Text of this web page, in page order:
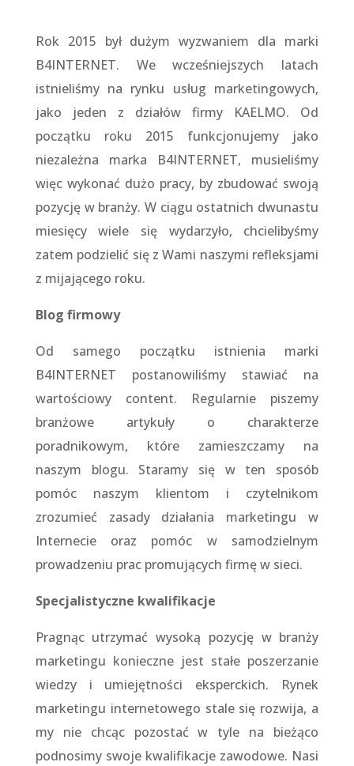
Rok 2015 był dużym wyzwaniem dla marki
B4INTERNET. We wcześniejszych latach
istnieliśmy na rynku usług marketingowych,
jako jeden z działów firmy KAELMO. Od
początku roku 2015 funkcjonujemy jako
niezależna marka B4INTERNET, musieliśmy
więc wykonać dużo pracy, by zbudować swoją
pozycję w branży. W ciągu ostatnich dwunastu
miesięcy wiele się wydarzyło, chcielibyśmy
zatem podzielić się z Wami naszymi refleksjami
z mijającego roku.
Blog firmowy
Od samego początku istnienia marki
B4INTERNET postanowiliśmy stawiać na
wartościowy content. Regularnie piszemy
branżowe artykuły o charakterze
poradnikowym, które zamieszczamy na
naszym blogu. Staramy się w ten sposób
pomóc naszym klientom i czytelnikom
zrozumieć zasady działania marketingu w
Internecie oraz pomóc w samodzielnym
prowadzeniu prac promujących firmę w sieci.
Specjalistyczne kwalifikacje
Pragnąc utrzymać wysoką pozycję w branży
marketingu konieczne jest stałe poszerzanie
wiedzy i umiejętności eksperckich. Rynek
marketingu internetowego stale się rozwija, a
my nie chcąc pozostać w tyle na bieżąco
podnosimy swoje kwalifikacje zawodowe. Nasi